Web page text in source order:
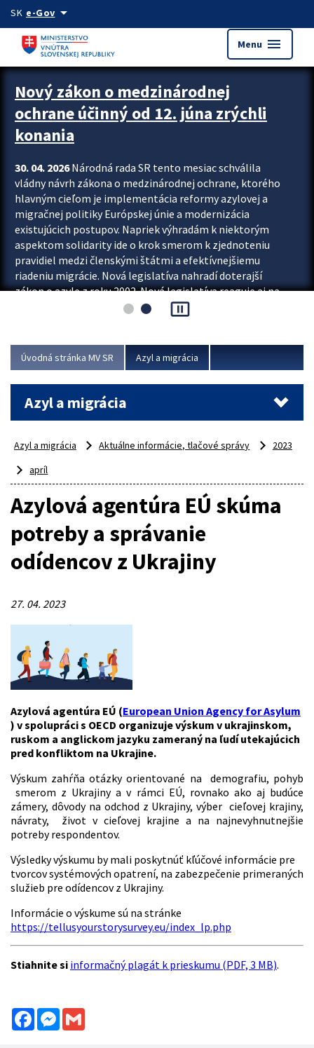
Preskocit na hlavný obsah
SK e-Govarrow_drop_down
Menu menu
Zastavit automatický posun upútavok
Nový zákon o medzinárodnej
ochrane účinný od 12. júna zrýchli
konania
30. 04. 2026Národná rada SR tento mesiac schválila
vládny návrh zákona o medzinárodnej ochrane, ktorého
hlavným cieľom je implementácia reformy azylovej a
migračnej politiky Európskej únie a modernizácia
existujúcich postupov. Napriek výhradám k niektorým
aspektom solidarity ide o krok smerom k zjednoteniu
pravidiel medzi členskými štátmi a efektívnejšiemu
riadeniu migrácie. Nová legislatíva nahradí doterajší
zákon o azyle z roku 2002. Nová legislatíva reaguje aj na
vývoj posledného desaťročia, počas...
pause_presentation
Úvodná stránka MV SR Azyl a migrácia
Azyl a migrácia
Azyl a migrácia Aktuálne informácie, tlačové správy
2023
apríl
Azylová agentúra EÚ skúma
potreby a správanie
odídencov z Ukrajiny
27. 04. 2023
Azylová agentúra EÚ (European Union Agency for Asylum
) v spolupráci s OECD organizuje výskum v ukrajinskom,
ruskom a anglickom jazyku zameraný na ľudí utekajúcich
pred konfliktom na Ukrajine.
Výskum zahŕňa otázky orientované na demografiu, pohyb
smerom z Ukrajiny a v rámci EÚ, rovnako ako aj budúce
zámery, dôvody na odchod z Ukrajiny, výber cieľovej krajiny,
návraty, život v cieľovej krajine a na najnevyhnutnejšie
potreby respondentov.
Výsledky výskumu by mali poskytnúť kľúčové informácie pre
tvorcov systémových opatrení, na zabezpečenie primeraných
služieb pre odídencov z Ukrajiny.
Informácie o výskume sú na stránke
https://tellusyourstorysurvey.eu/index_lp.php
Stiahnite si informačný plagát k prieskumu (PDF, 3 MB).
FacebookMessenger